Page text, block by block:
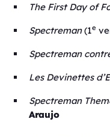
The First Day of
Spectreman(1e
Spectreman
Les Devinettes
Spectreman
Araujo